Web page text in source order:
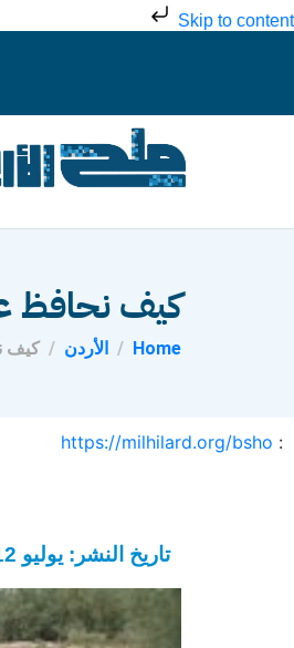
Skip to content
كيف نحافظ
Home الأردن كيف
:
https://milhilard.org/bsho
تاريخ النشر: يوليو 12, 2023 11:09 ص